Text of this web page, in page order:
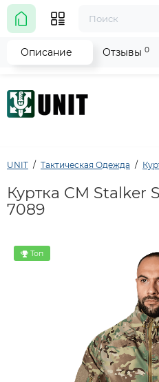
UNIT Тактическая Одежда
Куртка CM Stalker
7089
Топ
Описание Отзывы 0